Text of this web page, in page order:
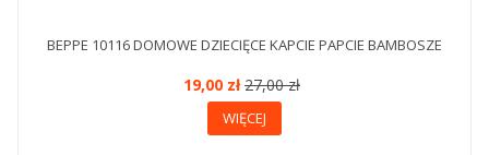
BEPPE 10116 DOMOWE DZIECIĘCE KAPCIE PAPCIE BAMBOSZE
19,00 zł27,00 zł
WIĘCEJ